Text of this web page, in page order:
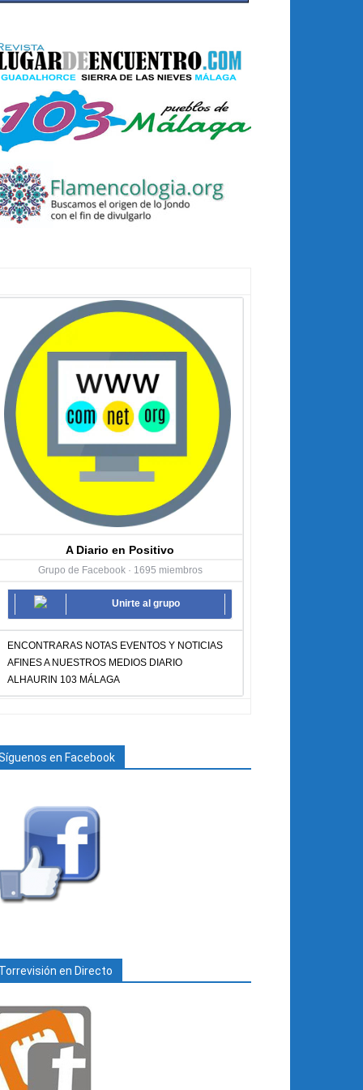
A Diario en Positivo
Grupo de Facebook · 1695 miembros
Unirte al grupo
ENCONTRARAS NOTAS EVENTOS Y NOTICIAS
AFINES A NUESTROS MEDIOS DIARIO
ALHAURIN 103 MÁLAGA
en Facebook
en Directo